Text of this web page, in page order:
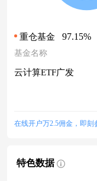
重仓基金 97.15%
基金名称
云计算ETF广发
在线开户万2.5佣金，即刻
特色数据